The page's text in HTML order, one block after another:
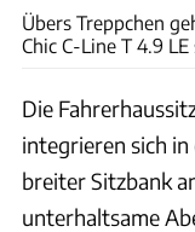
Übers Treppchen
Chic C-Line T 4.9
Die
integrieren sich in
breiter Sitzbank
unterhaltsame